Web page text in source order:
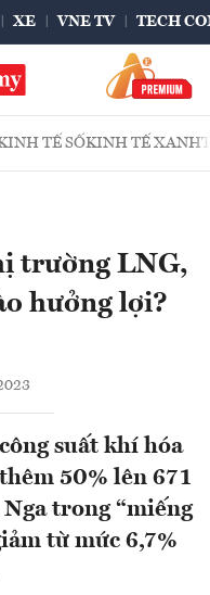
XE VNE TV TECH
TẾ SỐKINH TẾ XANH
trường LNG,
hưởng lợi?
suất khí hóa
50% lên 671
trong “miếng
từ mức 6,7%